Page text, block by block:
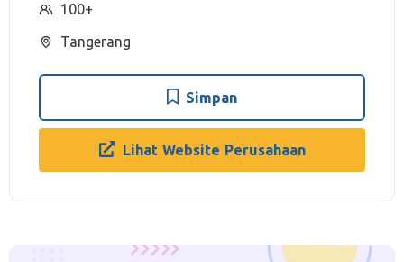
100+
Tangerang
Simpan
Lihat Website Perusahaan